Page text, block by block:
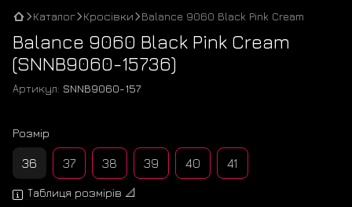
Каталог Кросівки Balance 9060 Black Pink Cream
Balance 9060 Black Pink Cream
(SNNB9060-15736)
Артикул: SNNB9060-157
Розмір
36 37 38 39 40 41
Таблиця розмірів 📐